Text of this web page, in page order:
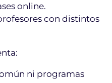
online.
con distintos
ni programas